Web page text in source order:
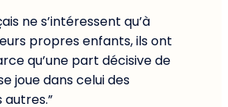
ne s’intéressent qu’à
propres enfants, ils ont
qu’une part décisive de
joue dans celui des